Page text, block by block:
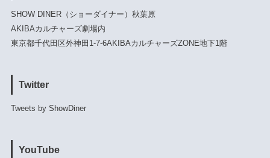
SHOW DINER（ショーダイナー）秋葉原
AKIBAカルチャーズ劇場内
東京都千代田区外神田1-7-6AKIBAカルチャーズZONE地下1階
Twitter
Tweets by ShowDiner
YouTube